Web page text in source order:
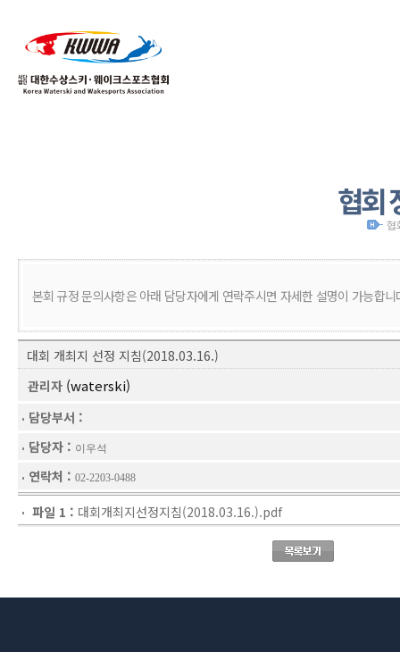
협회
협
본회 규정 문의사항은 아래 담당자에게 연락주시면 자세한 설명이 가능합니
대회 개최지 선정 지침(2018.03.16.)
관리자(waterski)
담당부서 :
담당자 : 이우석
연락처 : 02-2203-0488
파일 1 : 대회개최지선정지침(2018.03.16.).pdf